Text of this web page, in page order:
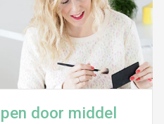
door middel